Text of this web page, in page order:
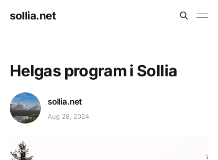
sollia.net
Helgas program i Sollia
sollia.net
Aug 28, 2024